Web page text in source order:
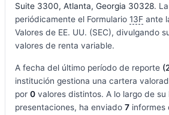
Suite 3300, Atlanta, Georgia 30328.
periódicamente el Formulario 13Fante
Valores de EE. UU. (SEC), divulgando
valores de renta variable.
A fecha del último período de reporte
institución gestiona una cartera
por 0valores distintos. A lo largo de su
presentaciones, ha enviado 7informes